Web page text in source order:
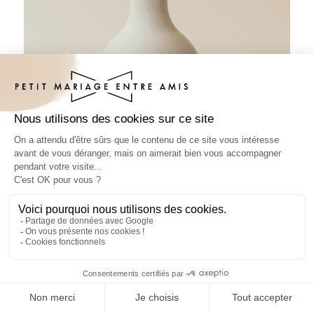
Sticker bouteille mariage Pensée